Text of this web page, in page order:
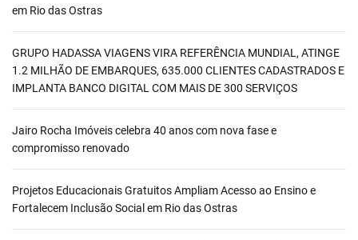
em Rio das Ostras
GRUPO HADASSA VIAGENS VIRA REFERÊNCIA MUNDIAL, ATINGE
1.2 MILHÃO DE EMBARQUES, 635.000 CLIENTES CADASTRADOS E
IMPLANTA BANCO DIGITAL COM MAIS DE 300 SERVIÇOS
Jairo Rocha Imóveis celebra 40 anos com nova fase e
compromisso renovado
Projetos Educacionais Gratuitos Ampliam Acesso ao Ensino e
Fortalecem Inclusão Social em Rio das Ostras